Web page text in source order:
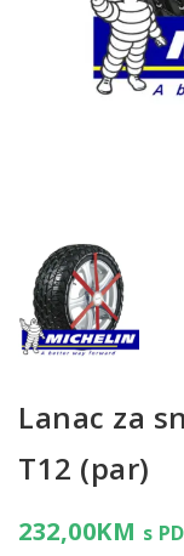
Lanac za
T12 (par)
232,00KM s